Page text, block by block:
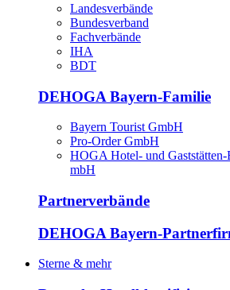
Landesverbände
Bundesverband
Fachverbände
IHA
BDT
DEHOGA Bayern-Familie
Bayern Tourist GmbH
Pro-Order GmbH
HOGA Hotel- und Gaststätten-
mbH
Partnerverbände
DEHOGA Bayern-
Sterne & mehr